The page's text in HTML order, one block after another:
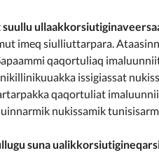
imeq siulliuttarpara.
qaqortuliaq
issigiassat
qaqortuliat
nukissamik
suna